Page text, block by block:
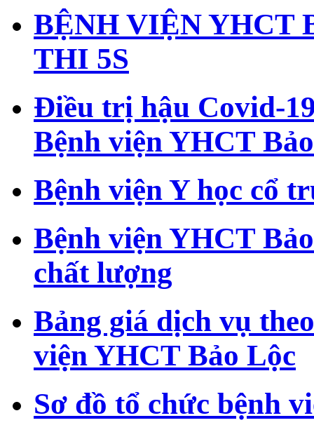
BỆNH VIỆN YHCT
THI 5S
Điều trị hậu Covid-
Bệnh viện YHCT
Bệnh viện Y học cổ
Bệnh viện YHCT
chất lượng
Bảng giá dịch vụ
viện YHCT Bảo Lộc
Sơ đồ tổ chức bệnh